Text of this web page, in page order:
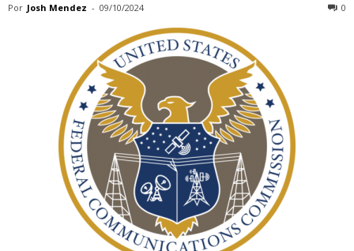
Por Josh Mendez - 09/10/2024 0